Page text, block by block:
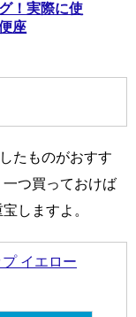
！実際に使
座
たものがおすす
つ買っておけば
しますよ。
イエロー